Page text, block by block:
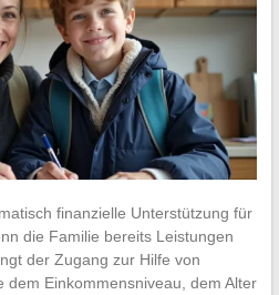
finanzielle Unterstützung für
die Familie bereits Leistungen
der Zugang zur Hilfe von
dem Einkommensniveau, dem Alter